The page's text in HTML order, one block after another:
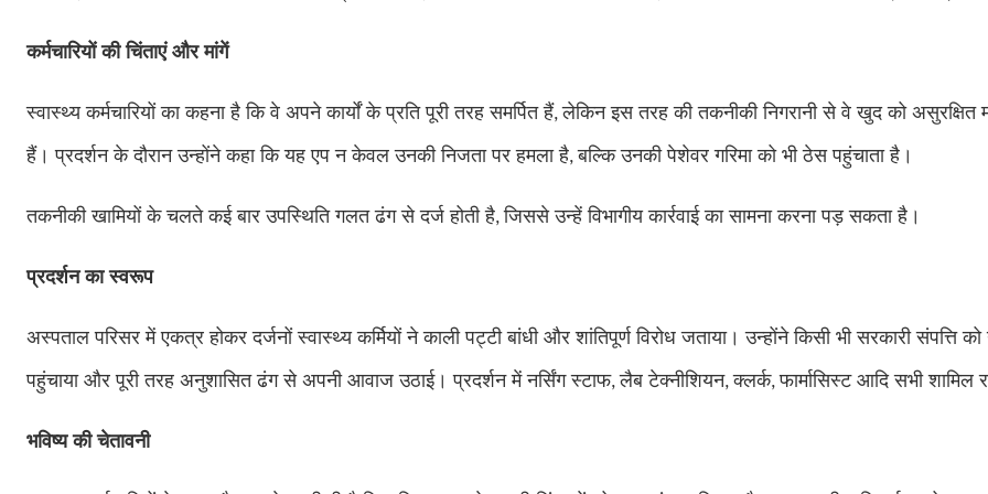
कर्मचारियों की चिंताएं और मांगें
स्वास्थ्य कर्मचारियों का कहना है कि वे अपने कार्यों के प्रति पूरी तरह समर्पित हैं,लेकिन इस तरह की तकनीकी निगरानी से वे खुद को
हैं। प्रदर्शन के दौरान उन्होंने कहा कि यह एप न केवल उनकी निजता पर हमला है,बल्कि उनकी पेशेवर गरिमा को भी ठेस पहुंचाता है।
तकनीकी खामियों के चलते कई बार उपस्थिति गलत ढंग से दर्ज होती है,जिससे उन्हें विभागीय कार्रवाई का सामना करना पड़ सकता है।
प्रदर्शन का स्वरूप
अस्पताल परिसर में एकत्र होकर दर्जनों स्वास्थ्य कर्मियों ने काली पट्टी बांधी और शांतिपूर्ण विरोध जताया। उन्होंने किसी भी सरकारी संपत्ति
पहुंचाया और पूरी तरह अनुशासित ढंग से अपनी आवाज उठाई। प्रदर्शन में नर्सिंग स्टाफ,लैब टेक्नीशियन,क्लर्क,फार्मासिस्ट आदि सभी शामिल
भविष्य की चेतावनी